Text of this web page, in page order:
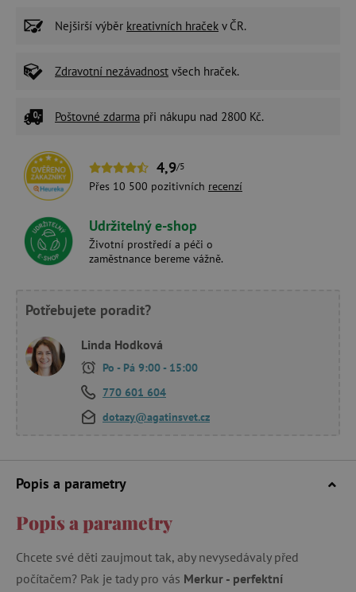
Nejširší výběr kreativních hraček v ČR.
Zdravotní nezávadnost všech hraček.
Poštovné zdarma při nákupu nad 2800 Kč.
4,9/5
Přes 10 500 pozitivních recenzí
Udržitelný e-shop
Životní prostředí a péči o
zaměstnance bereme vážně.
Potřebujete poradit?
Linda Hodková
Po - Pá 9:00 - 15:00
770 601 604
dotazy@agatinsvet.cz
Popis a parametry
Popis a parametry
Chcete své děti zaujmout tak, aby nevysedávaly před
počítačem? Pak je tady pro vás Merkur - perfektní